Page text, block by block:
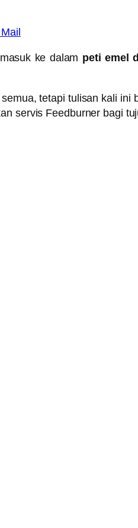
ke dalam peti emel
tetapi tulisan kali
servis Feedburner bagi